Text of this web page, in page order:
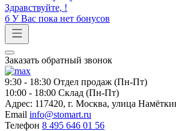
Здравствуйте, !
б У Вас пока нет бонусов
Заказать обратный звонок
9:30 - 18:30 Отдел продаж (Пн-Пт)
10:00 - 18:00 Склад (Пн-Пт)
Адрес: 117420, г. Москва, улица
Email info@stomart.ru
Телефон 8 495 646 01 56